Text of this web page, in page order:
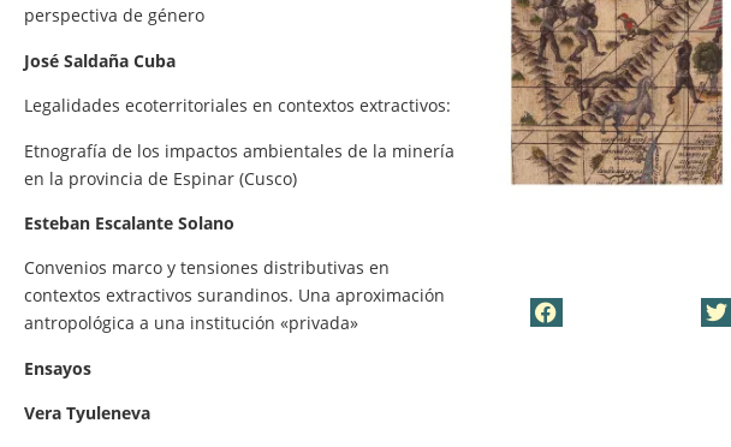
perspectiva de género
José Saldaña Cuba
Legalidades ecoterritoriales en contextos extractivos:
Etnografía de los impactos ambientales de la minería
en la provincia de Espinar (Cusco)
Esteban Escalante Solano
Convenios marco y tensiones distributivas en
contextos extractivos surandinos. Una aproximación
antropológica a una institución «privada»
Ensayos
Vera Tyuleneva